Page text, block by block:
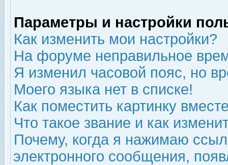
Параметры и настройки
Как изменить мои настройки?
На форуме неправильное
Я изменил часовой пояс, но
Моего языка нет в списке!
Как поместить картинку
Что такое звание и как
Почему, когда я нажимаю
электронного сообщения,